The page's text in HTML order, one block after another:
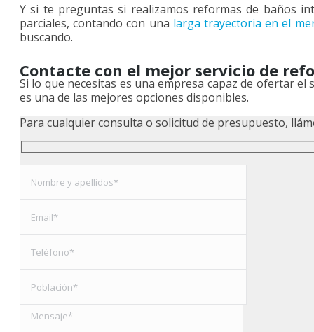
Y si te preguntas si realizamos reformas de baños
parciales, contando con una larga trayectoria en el
buscando.
Contacte con el mejor servicio de
Si lo que necesitas es una empresa capaz de ofertar
es una de las mejores opciones disponibles.
Para cualquier consulta o solicitud de presupuesto,